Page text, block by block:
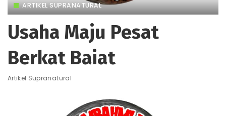
ARTIKEL SUPRANATURAL
Usaha Maju Pesat
Berkat Baiat
Artikel Supranatural